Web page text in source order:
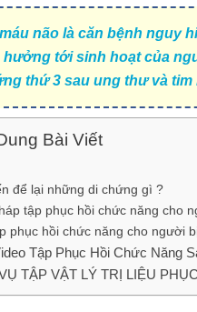
não là căn bệnh nguy
tới sinh hoạt của
thứ 3 sau ung thư và
Bài Viết
để lại những di chứng gì ?
tập phục hồi chức năng cho
phục hồi chức năng cho người
Tập Phục Hồi Chức Năng
TẬP VẬT LÝ TRỊ LIỆU